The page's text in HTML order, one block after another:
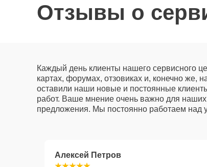
Отзывы о
Каждый день клиенты нашего сервисного
картах, форумах, отзовиках и, конечно
оставили наши новые и постоянные
работ. Ваше мнение очень важно для наших
предложения. Мы постоянно работаем над
Алексей Петров